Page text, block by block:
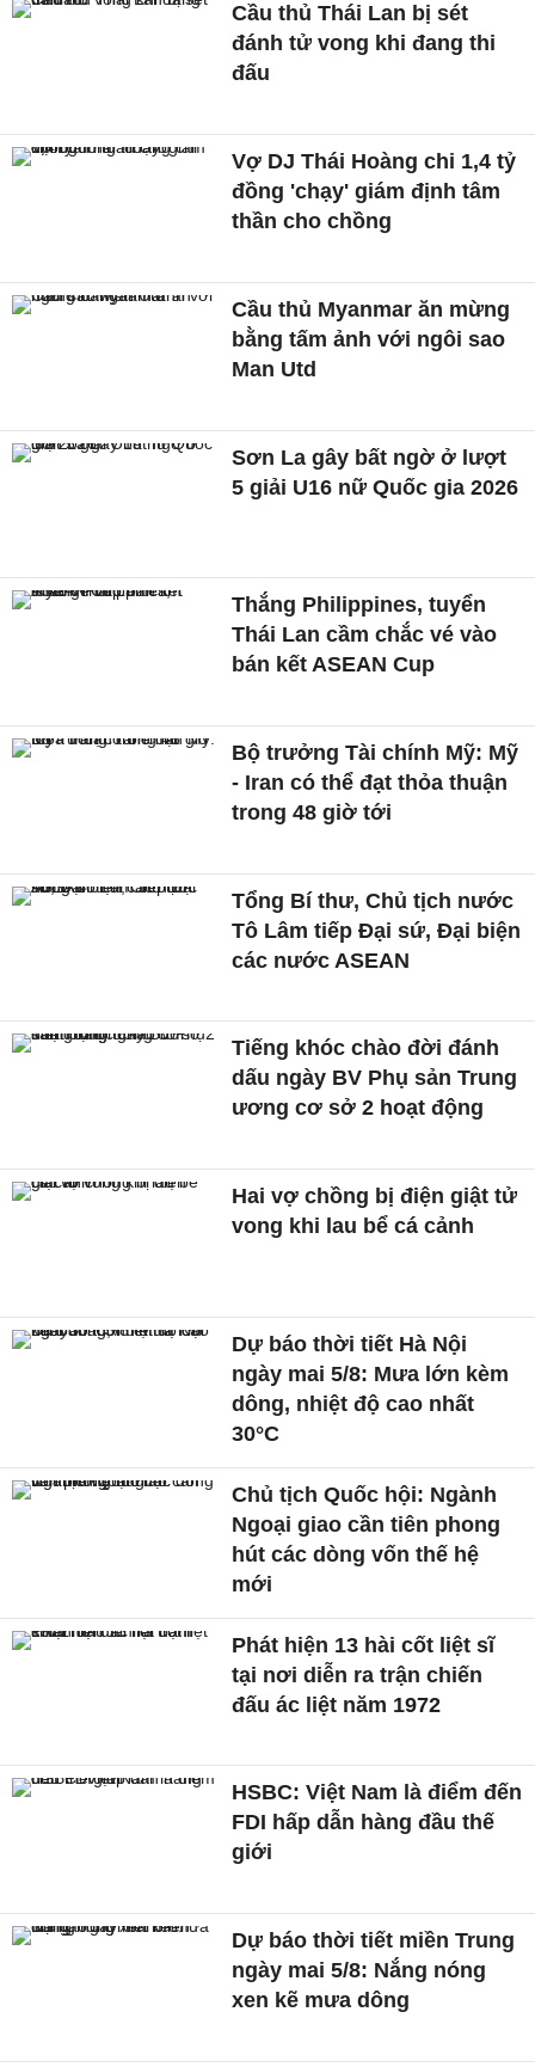
Cầu thủ Thái Lan bị sét
đánh tử vong khi đang thi
đấu
Vợ DJ Thái Hoàng chi 1,4 tỷ
đồng 'chạy' giám định tâm
thần cho chồng
Cầu thủ Myanmar ăn mừng
bằng tấm ảnh với ngôi sao
Man Utd
Sơn La gây bất ngờ ở lượt
5 giải U16 nữ Quốc gia 2026
Thắng Philippines, tuyển
Thái Lan cầm chắc vé vào
bán kết ASEAN Cup
Bộ trưởng Tài chính Mỹ: Mỹ
- Iran có thể đạt thỏa thuận
trong 48 giờ tới
Tổng Bí thư, Chủ tịch nước
Tô Lâm tiếp Đại sứ, Đại biện
các nước ASEAN
Tiếng khóc chào đời đánh
dấu ngày BV Phụ sản Trung
ương cơ sở 2 hoạt động
Hai vợ chồng bị điện giật tử
vong khi lau bể cá cảnh
Dự báo thời tiết Hà Nội
ngày mai 5/8: Mưa lớn kèm
dông, nhiệt độ cao nhất
30°C
Chủ tịch Quốc hội: Ngành
Ngoại giao cần tiên phong
hút các dòng vốn thế hệ
mới
Phát hiện 13 hài cốt liệt sĩ
tại nơi diễn ra trận chiến
đấu ác liệt năm 1972
HSBC: Việt Nam là điểm đến
FDI hấp dẫn hàng đầu thế
giới
Dự báo thời tiết miền Trung
ngày mai 5/8: Nắng nóng
xen kẽ mưa dông